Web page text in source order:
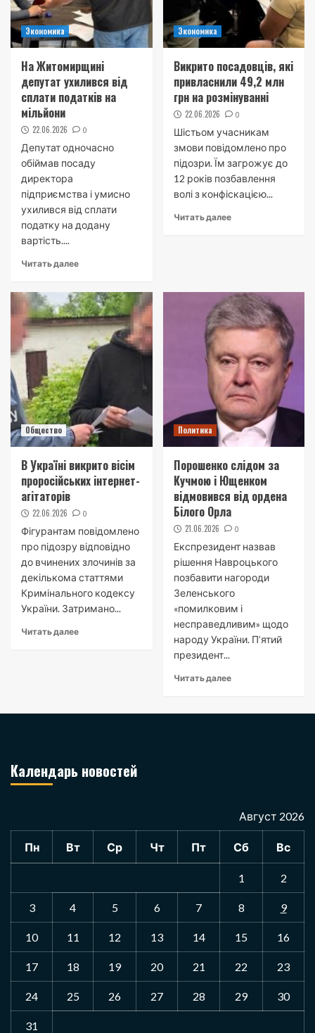
Экономика
На Житомирщині
депутат ухилився від
сплати податків на
мільйони
22.06.2026 0
Депутат одночасно
обіймав посаду
директора
підприємства і умисно
ухилився від сплати
податку на додану
вартість....
Читать далее
Экономика
Викрито посадовців, які
привласнили 49,2 млн
грн на розмінуванні
22.06.2026 0
Шістьом учасникам
змови повідомлено про
підозри. Їм загрожує до
12 років позбавлення
волі з конфіскацією...
Читать далее
Общество
В Україні викрито вісім
проросійських інтернет-
агітаторів
22.06.2026 0
Фігурантам повідомлено
про підозру відповідно
до вчинених злочинів за
декількома статтями
Кримінального кодексу
України. Затримано...
Читать далее
Политика
Порошенко слідом за
Кучмою і Ющенком
відмовився від ордена
Білого Орла
21.06.2026 0
Експрезидент назвав
рішення Навроцького
позбавити нагороди
Зеленського
«помилковим і
несправедливим» щодо
народу України. П’ятий
президент...
Читать далее
Календарь новостей
Август 2026
Пн Вт Ср Чт Пт Сб Вс
1 2
3 4 5 6 7 8 9
10 11 12 13 14 15 16
17 18 19 20 21 22 23
24 25 26 27 28 29 30
31